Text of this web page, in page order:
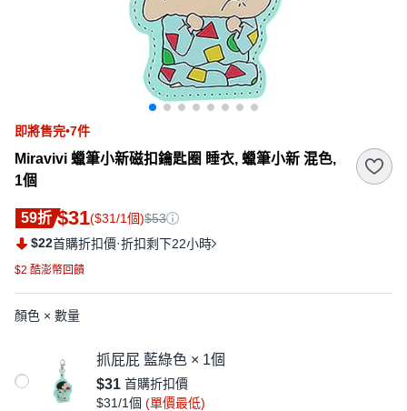
即將售完•7件
Miravivi 蠟筆小新磁扣鑰匙圈 睡衣, 蠟筆小新 混色,
1個
59折 $31($31/1個)$53
$22首購折扣價·折扣剩下22小時
$2 酷澎幣回饋
顏色 × 數量
抓屁屁 藍綠色 × 1個
$31 首購折扣價
$31/1個 (單價最低)